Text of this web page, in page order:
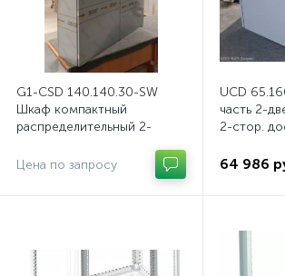
G1-CSD 140.140.30-SW
Шкаф компактный
распределительный 2-
стали, с перемычкой
Цена по запросу
UCD
часть 2-
2-стор.
64 986